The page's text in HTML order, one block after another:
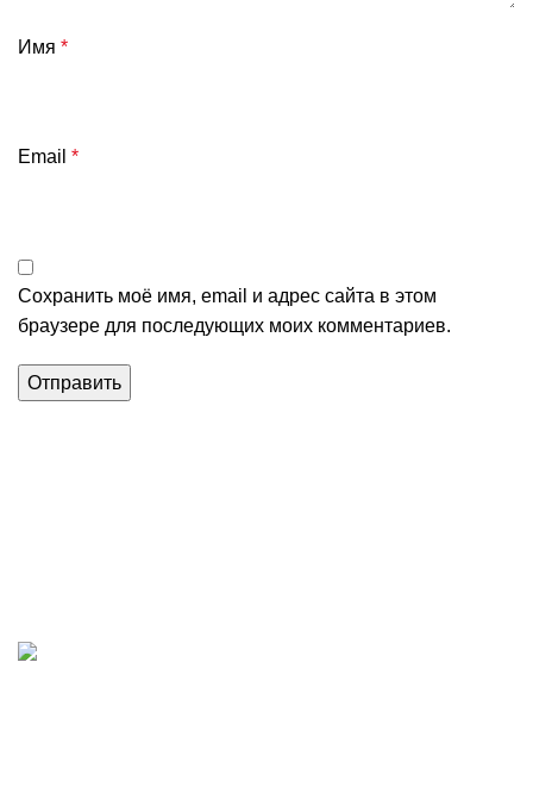
Имя *
Email *
Сохранить моё имя, email и адрес сайта в этом
браузере для последующих моих комментариев.